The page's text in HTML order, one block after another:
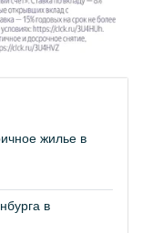
жилье в
в